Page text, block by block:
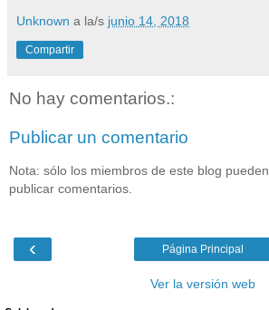
Unknown a la/s junio 14, 2018
Compartir
No hay comentarios.:
Publicar un comentario
Nota: sólo los miembros de este blog pueden
publicar comentarios.
‹ Página Principal
Ver la versión web